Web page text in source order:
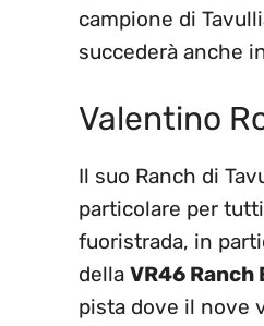
campione di
succederà anche
Valentino
Il suo Ranch di
particolare per
fuoristrada, in
della VR46 Ranch
pista dove il nove